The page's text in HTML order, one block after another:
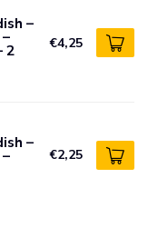
–
2 €4,25
–
€2,25